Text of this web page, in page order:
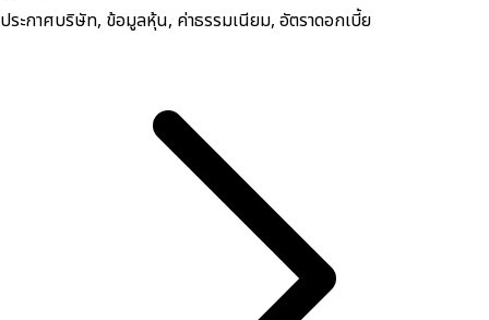
ประกาศบริษัท, ข้อมูลหุ้น, ค่าธรรมเนียม, อัตราดอกเบี้ย